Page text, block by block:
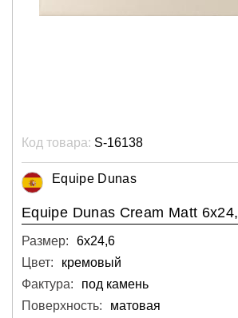
Код товара: S-16138
Equipe Dunas
Equipe Dunas Cream Matt
Размер:
6х24,6
Цвет:
кремовый
Фактура:
под камень
Поверхность:
матовая